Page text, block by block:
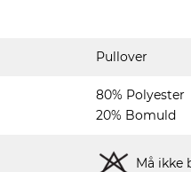
Pullover
80% Polyester
20% Bomuld
Må ikke